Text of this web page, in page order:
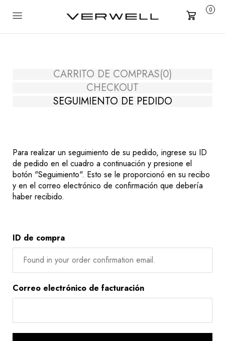
Carrito
0
CARRITO DE COMPRAS(0)
CHECKOUT
SEGUIMIENTO DE PEDIDO
Para realizar un seguimiento de su pedido, ingrese su ID
de pedido en el cuadro a continuación y presione el
botón "Seguimiento". Esto se le proporcionó en su recibo
y en el correo electrónico de confirmación que debería
haber recibido.
ID de compra
Correo electrónico de facturación